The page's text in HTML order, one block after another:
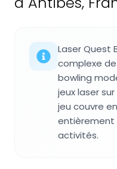
Laser Quest
complexe
bowling
jeux laser
jeu couvre
entièrement
activités.